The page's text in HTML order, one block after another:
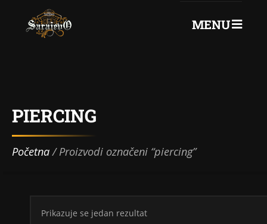
MENU
0
PIERCING
Početna/ Proizvodi označeni “piercing”
Prikazuje se jedan rezultat